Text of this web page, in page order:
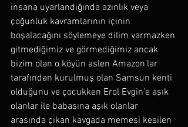
insana uyarlandığında azınlık veya
çoğunluk kavramlarının içinin
boşalacağını söylemeye dilim varmazken
gitmediğimiz ve görmediğimiz ancak
bizim olan o köyün aslen Amazon’lar
tarafından kurulmuş olan Samsun kenti
olduğunu ve çocukken Erol Evgin’e aşık
olanlar ile babasına aşık olanlar
arasında çıkan kavgada memesi kesilen